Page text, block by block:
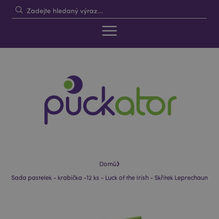
Domů›
Sada pastelek - krabička -12 ks - Luck of the Irish - Skřítek Leprechaun